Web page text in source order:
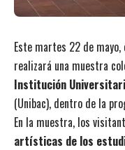
Este martes 22 de
realizará una muestra
Institución
(Unibac), dentro de la
En la muestra, los
artísticas de los